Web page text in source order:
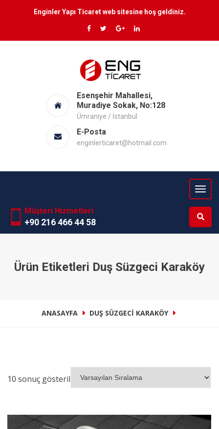
Enginler Yapı Ticaret web sitesine hoş geldiniz.
Esenşehir Mahallesi,
Muradiye Sokak, No:128
Ümraniye / İstanbul
E-Posta
enginlerticaret@hotmail.com
Müşteri Hizmetleri
+90 216 466 44 58
Ürün Etiketleri Duş Süzgeci Karaköy
ANASAYFA DUŞ SÜZGECI KARAKÖY
10 sonuç gösteriliyor
İNCELE